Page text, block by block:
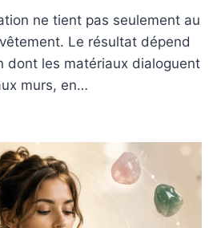
ne tient pas seulement au
Le résultat dépend
dont les matériaux dialoguent
murs, en…